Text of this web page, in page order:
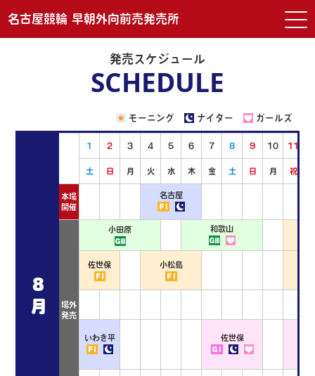
名古屋競輪 早朝外向前売発売所
発売スケジュール
SCHEDULE
モーニング ナイター ガールズ
8
月
1 2 3 4 5 6 7 8 9 10 11
土 日 月 火 水 木 金 土 日 月 祝
本場
開催
名古屋
場外
発売
小田原 和歌山
佐世保 小松島
いわき平 佐世保